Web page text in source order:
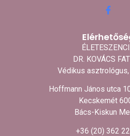
DR. KOVÁCS
Védikus
Hoffmann János utca
Kecskemét
Bács-Kiskun
+36 (20) 362